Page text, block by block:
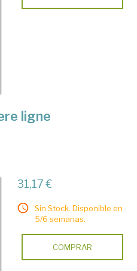
ligne
31,17 €
Sin Stock. Disponible en
5/6 semanas.
COMPRAR